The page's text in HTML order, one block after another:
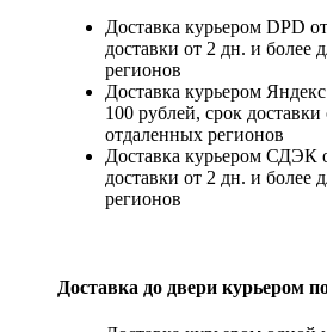
Доставка курьером DPD
доставки от 2 дн. и более
регионов
Доставка курьером
100 рублей, срок
отдаленных регионов
Доставка курьером СДЭК
доставки от 2 дн. и более
регионов
Доставка до двери курьером